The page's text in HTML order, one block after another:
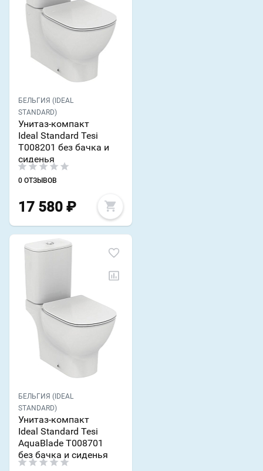
БЕЛЬГИЯ (IDEAL
STANDARD)
Унитаз-компакт
Ideal Standard Tesi
T008201 без бачка и
сиденья
0 ОТЗЫВОВ
17 580 ₽
БЕЛЬГИЯ (IDEAL
STANDARD)
Унитаз-компакт
Ideal Standard Tesi
AquaBlade T008701
без бачка и сиденья